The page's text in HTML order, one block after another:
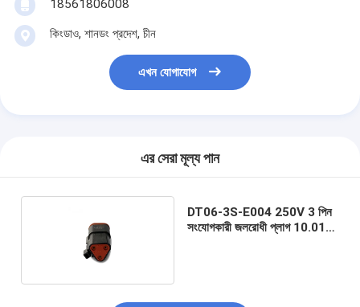
18561806008
কিংডাও, শানডং প্রদেশ, চীন
এখন যোগাযোগ
এর সেরা মূল্য পান
DT06-3S-E004 250V 3 পিন
সংযোগকারী জলরোধী প্লাগ 10.01